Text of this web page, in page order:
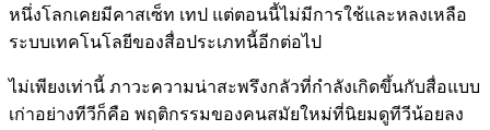
หนึ่งโลกเคยมีคาสเซ็ท เทป แต่ตอนนี้ไม่มีการใช้และหลงเหลือ
ระบบเทคโนโลยีของสื่อประเภทนี้อีกต่อไป
ไม่เพียงเท่านี้ ภาวะความน่าสะพรึงกลัวที่กำลังเกิดขึ้นกับสื่อแบบ
เก่าอย่างทีวีก็คือ พฤติกรรมของคนสมัยใหม่ที่นิยมดูทีวีน้อยลง